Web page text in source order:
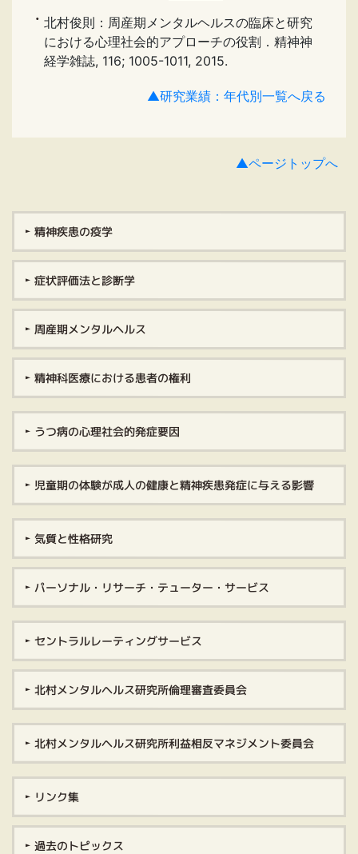
精神疾患の疫学
症状評価法と診断学
周産期メンタルヘルス
精神科医療における患者の権利
うつ病の心理社会的発症要因
児童期の体験が成人の健康と精神疾患発症に与える影響
気質と性格研究
パーソナル・リサーチ・テューター・サービス
セントラルレーティングサービス
北村メンタルヘルス研究所倫理審査委員会
北村メンタルヘルス研究所利益相反マネジメント委員会
リンク集
過去のトピックス
北村俊則：周産期メンタルヘルスの臨床と研究
における心理社会的アプローチの役割．精神神
経学雑誌, 116; 1005-1011, 2015.
▲研究業績：年代別一覧へ戻る
▲ページトップへ